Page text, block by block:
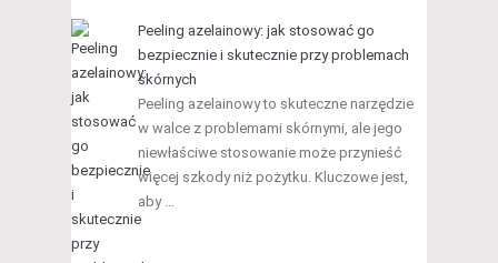
Peeling azelainowy: jak stosować go
bezpiecznie i skutecznie przy problemach
skórnych
Peeling azelainowy to skuteczne narzędzie
w walce z problemami skórnymi, ale jego
niewłaściwe stosowanie może przynieść
więcej szkody niż pożytku. Kluczowe jest,
aby …